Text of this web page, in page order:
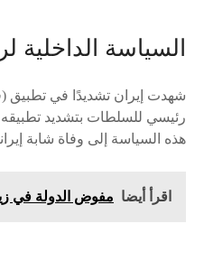
السياسة الداخلية
شهدت إيران تشديدًا في تطبيق
رئيسي للسلطات بتشديد
هذه السياسة إلى وفاة شابة
اقرأ أيضا مفوض الدولة في